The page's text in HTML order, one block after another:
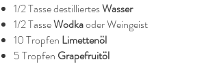
1/2 Tasse destilliertesWasser
1/2 TasseWodkaoder Weingeist
10 Tropfen Limettenöl
5 Tropfen Grapefruitöl